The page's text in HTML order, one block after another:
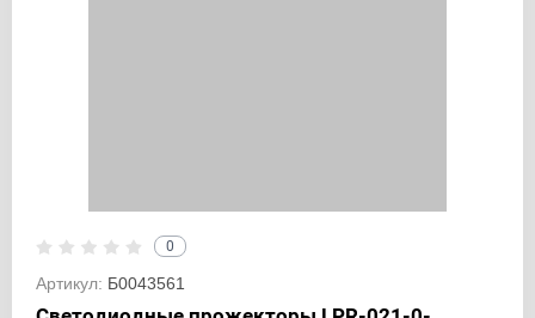
0
Артикул: Б0043561